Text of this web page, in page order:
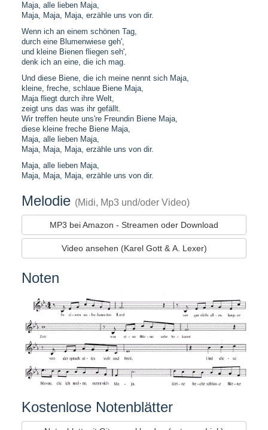
Maja, alle lieben Maja,
Maja, Maja, Maja, erzähle uns von dir.
Wenn ich an einem schönen Tag,
durch eine Blumenwiese geh',
und kleine Bienen fliegen seh',
denk ich an eine, die ich mag.
Und diese Biene, die ich meine nennt sich Maja,
kleine, freche, schlaue Biene Maja,
Maja fliegt durch ihre Welt,
zeigt uns das was ihr gefällt.
Wir treffen heute uns're Freundin Biene Maja,
diese kleine freche Biene Maja,
Maja, alle lieben Maja,
Maja, Maja, Maja, erzähle uns von dir.
Maja, alle lieben Maja,
Maja, Maja, Maja, erzähle uns von dir.
Melodie (Midi, Mp3 und/oder Video)
MP3 bei Amazon - Streamen oder Download
Video ansehen (Karel Gott & A. Lexer)
Noten
Kostenlose Notenblätter